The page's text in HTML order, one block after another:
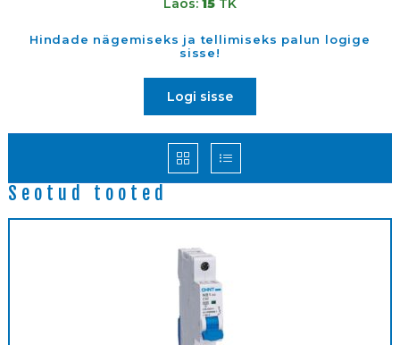
Laos: 15 TK
Hindade nägemiseks ja tellimiseks palun logige
sisse!
Logi sisse
Seotud tooted